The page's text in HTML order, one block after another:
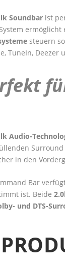
Soundbar ist
ermöglicht
steuern
TuneIn, Deezer
Audio-
in den
Bar
ist. Beide
und DTS-